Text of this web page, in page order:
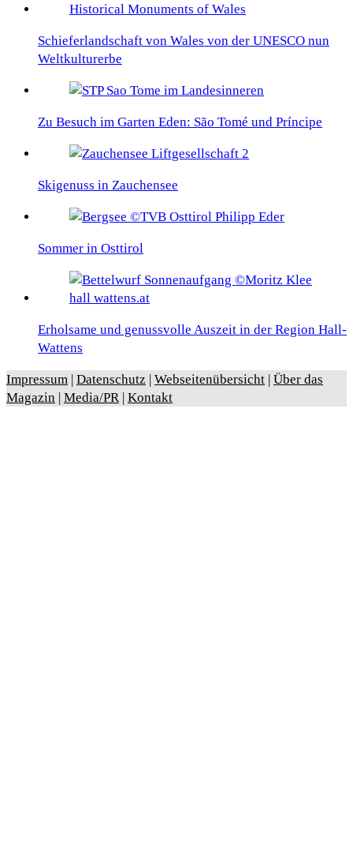
Schieferlandschaft von Wales von der UNESCO nun
Weltkulturerbe
Zu Besuch im Garten Eden: São Tomé und Príncipe
Skigenuss in Zauchensee
Sommer in Osttirol
Erholsame und genussvolle Auszeit in der Region Hall-
Wattens
Impressum | Datenschutz | Webseitenübersicht | Über das
Magazin | Media/PR| Kontakt